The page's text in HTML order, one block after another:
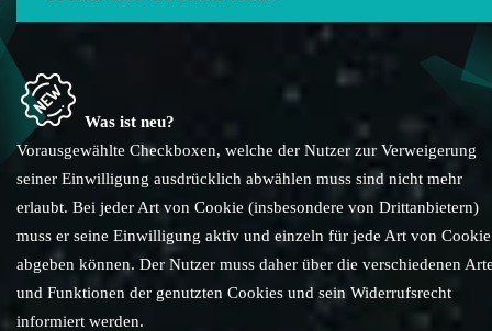
Was ist neu?
Vorausgewählte Checkboxen, welche der Nutzer zur Verweigerung
seiner Einwilligung ausdrücklich abwählen muss sind nicht mehr
erlaubt. Bei jeder Art von Cookie (insbesondere von Drittanbietern)
muss er seine Einwilligung aktiv und einzeln für jede Art von Cookie
abgeben können. Der Nutzer muss daher über die verschiedenen
und Funktionen der genutzten Cookies und sein Widerrufsrecht
informiert werden.